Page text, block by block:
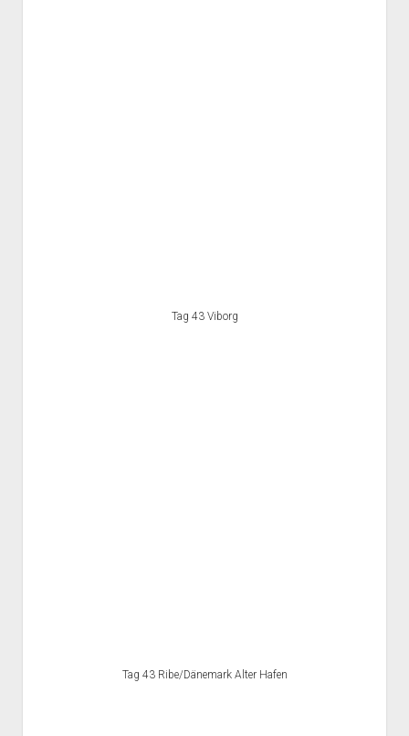
Tag 43 Viborg
Tag 43 Ribe/Dänemark Alter Hafen